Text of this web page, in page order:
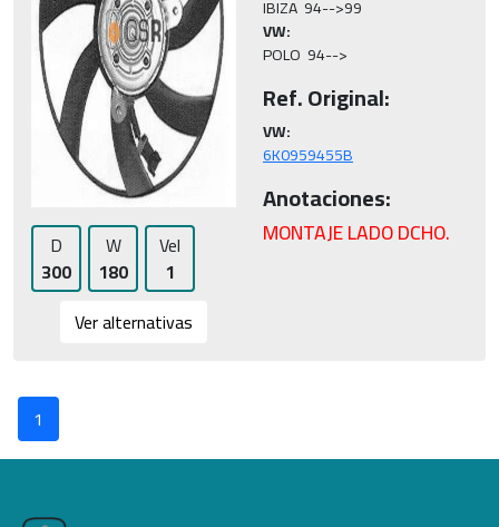
D
300
W
180
Vel
1
Ver alternativas
VW:
POLO  94-->
Ref. Original:
VW:
6K0959455B
Anotaciones:
MONTAJE LADO DCHO.
1